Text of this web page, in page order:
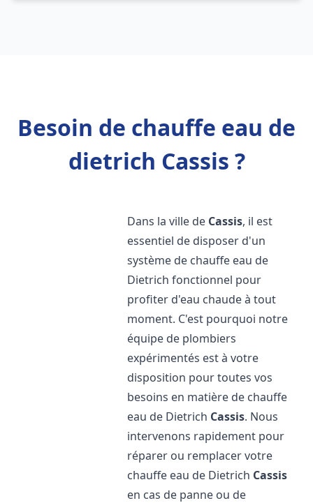
Besoin de chauffe eau de
dietrich Cassis ?
Dans la ville de Cassis, il est
essentiel de disposer d'un
système de chauffe eau de
Dietrich fonctionnel pour
profiter d'eau chaude à tout
moment. C'est pourquoi notre
équipe de plombiers
expérimentés est à votre
disposition pour toutes vos
besoins en matière de chauffe
eau de Dietrich Cassis. Nous
intervenons rapidement pour
réparer ou remplacer votre
chauffe eau de Dietrich Cassis
en cas de panne ou de